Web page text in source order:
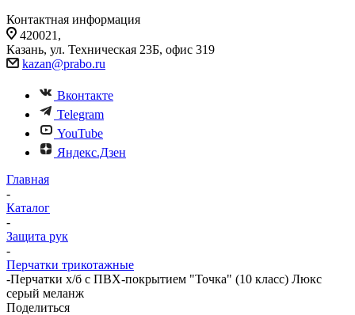
Контактная информация
420021,
Казань, ул. Техническая 23Б, офис 319
kazan@prabo.ru
Вконтакте
Telegram
YouTube
Яндекс.Дзен
Главная
-
Каталог
-
Защита рук
-
Перчатки трикотажные
-Перчатки х/б с ПВХ-покрытием "Точка" (10 класс) Люкс
серый меланж
Поделиться